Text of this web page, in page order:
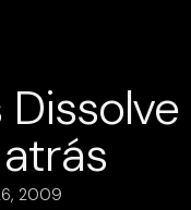
2009